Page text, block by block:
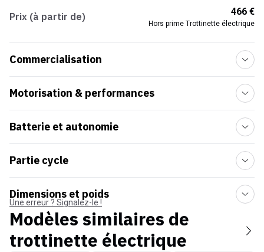
Prix (à partir de) 466 €
Hors prime Trottinette électrique
Commercialisation
Motorisation & performances
Batterie et autonomie
Partie cycle
Dimensions et poids
Une erreur ? Signalez-le !
Modèles similaires de
trottinette électrique